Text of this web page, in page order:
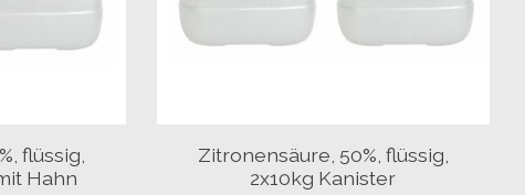
flüssig,
Hahn
Zitronensäure, 50%, flüssig,
2x10kg Kanister